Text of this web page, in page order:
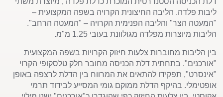
ליבות פלדה. הליבה החיצונית הקרויה בשפה המקצועית –
"המעטה הצר" והליבה הפנימית הקרויה – "המעטה הרחב".
הליבות מיוצרות מפלדה מגולוונת בעובי 1.25 מ"מ.
בין הליבות מחוברות צלעות חיזוק הקרויות בשפה המקצועית
"אורכנים". בתחתית דלת הכניסה מחובר חלק טלסקופי הקרוי
"אינסרט", תפקידו להתאים את המרווח בין הדלת לרצפה באופן
אופטימלי. בהיקף הדלת ממוקם גומי המסייע לבידוד תרמי